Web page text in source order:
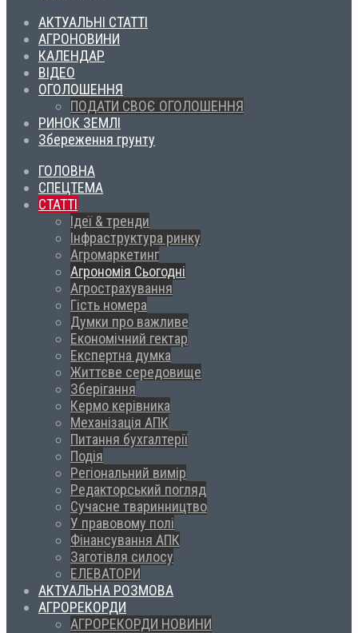
АКТУАЛЬНІ СТАТТІ
АГРОНОВИНИ
КАЛЕНДАР
ВІДЕО
ОГОЛОШЕННЯ
ПОДАТИ СВОЄ ОГОЛОШЕННЯ
РИНОК ЗЕМЛІ
Збереження грунту
ГОЛОВНА
СПЕЦТЕМА
СТАТТІ
Ідеї & тренди
Інфраструктура ринку
Агромаркетинг
Агрономія Сьогодні
Агрострахування
Гість номера
Думки про важливе
Економічний гектар
Експертна думка
Життєве середовище
Зберігання
Кермо керівника
Механізація АПК
Питання бухгалтерії
Подія
Регіональний вимір
Редакторський погляд
Сучасне тваринництво
У правовому полі
Фінансування АПК
Заготівля силосу
ЕЛЕВАТОРИ
АКТУАЛЬНА РОЗМОВА
АГРОРЕКОРДИ
АГРОРЕКОРДИ НОВИНИ